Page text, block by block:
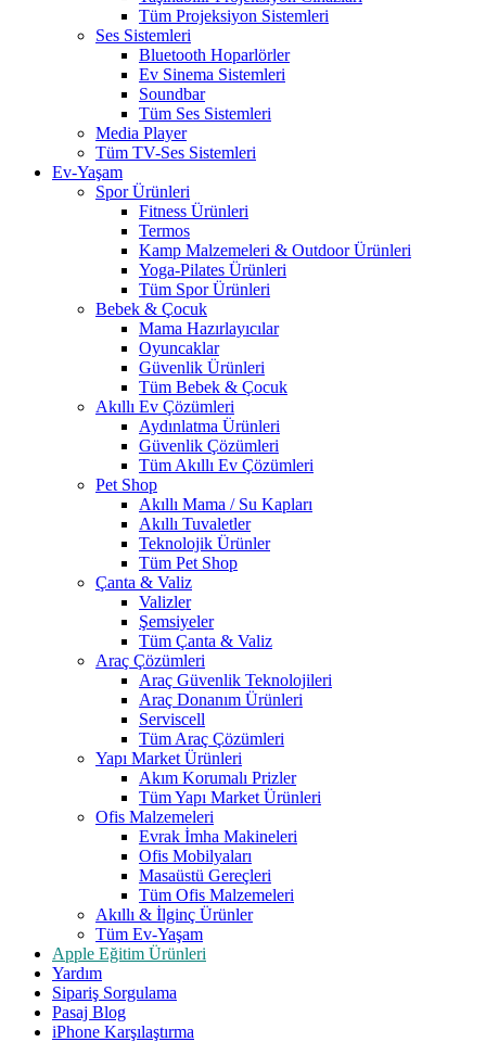
Tüm Projeksiyon Sistemleri
Ses Sistemleri
Bluetooth Hoparlörler
Ev Sinema Sistemleri
Soundbar
Tüm Ses Sistemleri
Media Player
Tüm TV-Ses Sistemleri
Ev-Yaşam
Spor Ürünleri
Fitness Ürünleri
Termos
Kamp Malzemeleri & Outdoor Ürünleri
Yoga-Pilates Ürünleri
Tüm Spor Ürünleri
Bebek & Çocuk
Mama Hazırlayıcılar
Oyuncaklar
Güvenlik Ürünleri
Tüm Bebek & Çocuk
Akıllı Ev Çözümleri
Aydınlatma Ürünleri
Güvenlik Çözümleri
Tüm Akıllı Ev Çözümleri
Pet Shop
Akıllı Mama / Su Kapları
Akıllı Tuvaletler
Teknolojik Ürünler
Tüm Pet Shop
Çanta & Valiz
Valizler
Şemsiyeler
Tüm Çanta & Valiz
Araç Çözümleri
Araç Güvenlik Teknolojileri
Araç Donanım Ürünleri
Serviscell
Tüm Araç Çözümleri
Yapı Market Ürünleri
Akım Korumalı Prizler
Tüm Yapı Market Ürünleri
Ofis Malzemeleri
Evrak İmha Makineleri
Ofis Mobilyaları
Masaüstü Gereçleri
Tüm Ofis Malzemeleri
Akıllı & İlginç Ürünler
Tüm Ev-Yaşam
Apple Eğitim Ürünleri
Yardım
Sipariş Sorgulama
Pasaj Blog
iPhone Karşılaştırma